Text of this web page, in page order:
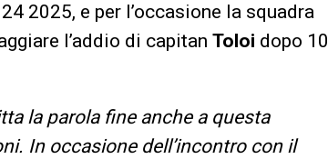
2025, e per l’occasione la squadra
l’addio di capitan Toloi dopo 10
la parola fine anche a questa
In occasione dell’incontro con il